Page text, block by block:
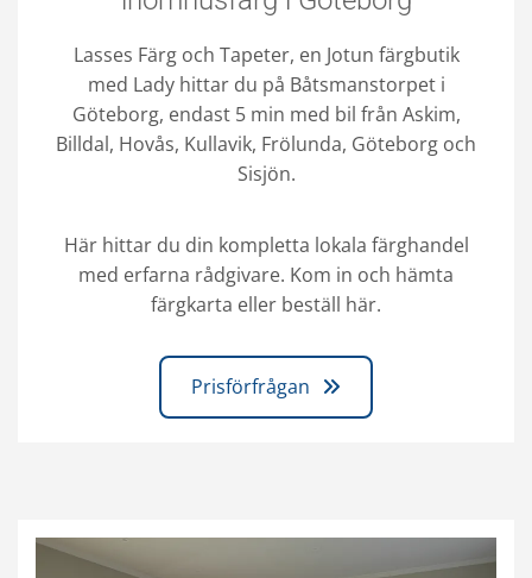
Lasses Färg och Tapeter, en Jotun färgbutik
med Lady hittar du på Båtsmanstorpet i
Göteborg, endast 5 min med bil från Askim,
Billdal, Hovås, Kullavik, Frölunda, Göteborg och
Sisjön.
Här hittar du din kompletta lokala färghandel
med erfarna rådgivare. Kom in och hämta
färgkarta eller beställ här.
Prisförfrågan